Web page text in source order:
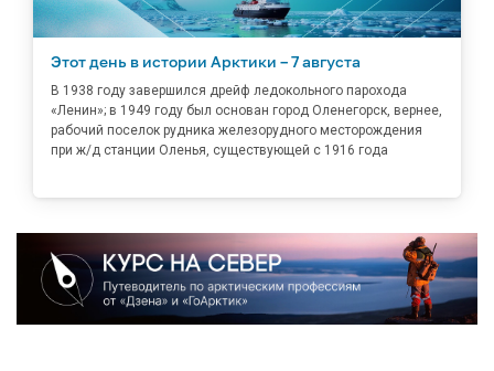
Этот день в истории Арктики – 7 августа
В 1938 году завершился дрейф ледокольного парохода
«Ленин»; в 1949 году был основан город Оленегорск, вернее,
рабочий поселок рудника железорудного месторождения
при ж/д станции Оленья, существующей с 1916 года